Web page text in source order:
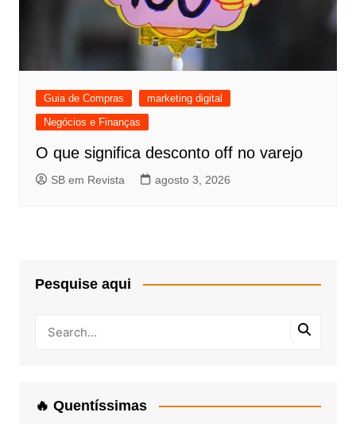
Guia de Compras
marketing digital
Negócios e Finanças
O que significa desconto off no varejo
SB em Revista agosto 3, 2026
Pesquise aqui
🔥 Quentíssimas